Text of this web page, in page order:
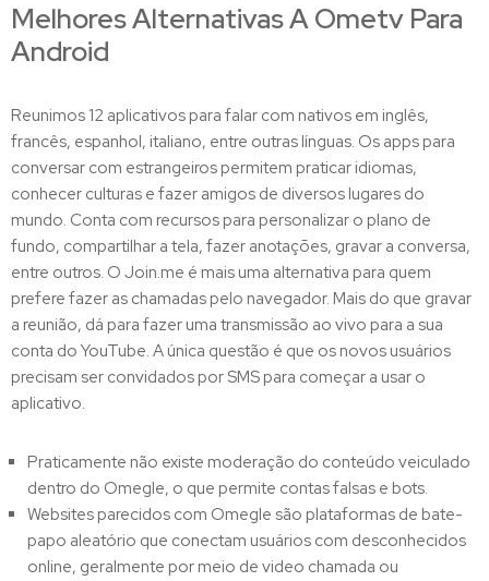
Melhores Alternativas A Ometv Para
Android
Reunimos 12 aplicativos para falar com nativos em inglês,
francês, espanhol, italiano, entre outras línguas. Os apps para
conversar com estrangeiros permitem praticar idiomas,
conhecer culturas e fazer amigos de diversos lugares do
mundo. Conta com recursos para personalizar o plano de
fundo, compartilhar a tela, fazer anotações, gravar a conversa,
entre outros. O Join.me é mais uma alternativa para quem
prefere fazer as chamadas pelo navegador. Mais do que gravar
a reunião, dá para fazer uma transmissão ao vivo para a sua
conta do YouTube. A única questão é que os novos usuários
precisam ser convidados por SMS para começar a usar o
aplicativo.
Praticamente não existe moderação do conteúdo veiculado
dentro do Omegle, o que permite contas falsas e bots.
Websites parecidos com Omegle são plataformas de bate-
papo aleatório que conectam usuários com desconhecidos
online, geralmente por meio de video chamada ou